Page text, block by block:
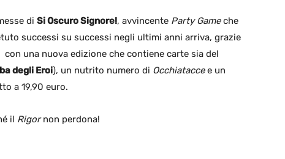
di Si Oscuro Signore!, avvincente Party Gameche
successi su successi negli ultimi anni arriva, grazie
con una nuova edizione che contiene carte sia del
degli Eroi), un nutrito numero di Occhiataccee un
a 19,90 euro.
il Rigornon perdona!